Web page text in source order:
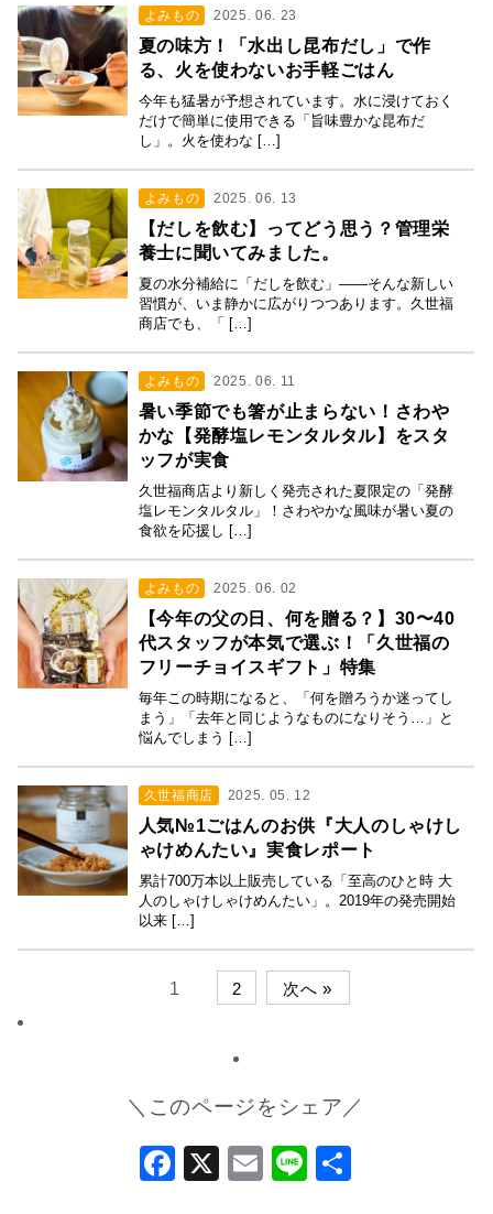
よみもの 2025. 06. 23
夏の味方！「水出し昆布だし」で作
る、火を使わないお手軽ごはん
今年も猛暑が予想されています。水に浸けておく
だけで簡単に使用できる「旨味豊かな昆布だ
し」。火を使わな […]
よみもの 2025. 06. 13
【だしを飲む】ってどう思う？管理栄
養士に聞いてみました。
夏の水分補給に「だしを飲む」——そんな新しい
習慣が、いま静かに広がりつつあります。久世福
商店でも、「 […]
よみもの 2025. 06. 11
暑い季節でも箸が止まらない！さわや
かな【発酵塩レモンタルタル】をスタ
ッフが実食
久世福商店より新しく発売された夏限定の「発酵
塩レモンタルタル」！さわやかな風味が暑い夏の
食欲を応援し […]
よみもの 2025. 06. 02
【今年の父の日、何を贈る？】30〜40
代スタッフが本気で選ぶ！「久世福の
フリーチョイスギフト」特集
毎年この時期になると、「何を贈ろうか迷ってし
まう」「去年と同じようなものになりそう…」と
悩んでしまう […]
久世福商店 2025. 05. 12
人気№1ごはんのお供『大人のしゃけし
ゃけめんたい』実食レポート
累計700万本以上販売している「至高のひと時 大
人のしゃけしゃけめんたい」。2019年の発売開始
以来 […]
1 2 次へ »
＼このページをシェア／
Facebook
X Email
Line